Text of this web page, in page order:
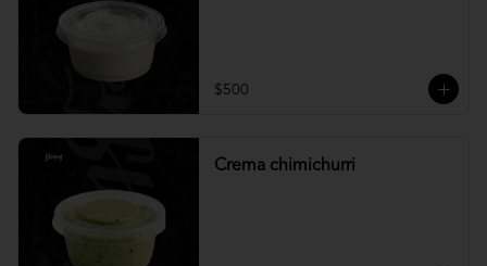
$500
Crema chimichurri